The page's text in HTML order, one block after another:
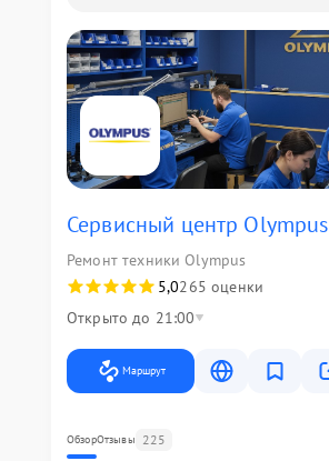
Сервисный центр Olympus
Ремонт техники Olympus
5,0265 оценки
Открыто до 21:00
Маршрут
ОбзорОтзывы 225